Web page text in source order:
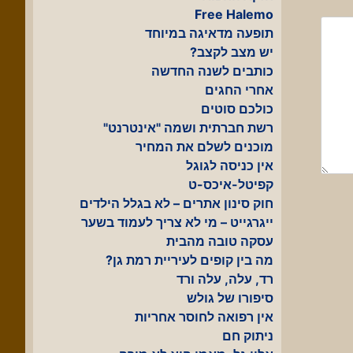
Free Halemo
תופעה מדאיגה במיוחד
יש מצב לקצב?
כותבים לשנה החדשה
אחרי החגים
כולכם סוטים
רשת חברתית ושמה "אינטרנט"
מוכנים לשלם את המחיר
אין כניסה לגוגל
קפיטל-איכס-ט
חוק סינון אתרים – לא בגלל הילדים
ייגרגייט – מי לא צריך לעמוד בשער
עסקה טובה מהבית
מה בין קופים לעיריית רמת גן?
רד, עלה, עלה ורד
סיפורו של גולש
אין רפואה לחוסר אחריות
ניתוק חם